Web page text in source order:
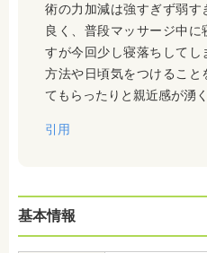
術の力加減は強すぎず弱
良く、普段マッサージ中
すが今回少し寝落ちして
方法や日頃気をつけること
てもらったりと親近感が湧
引用
基本情報